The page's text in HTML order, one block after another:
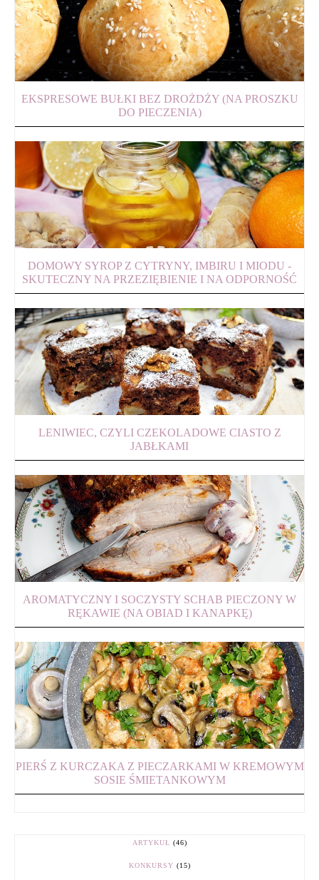
EKSPRESOWE BUŁKI BEZ DROŻDŻY (NA PROSZKU
DO PIECZENIA)
DOMOWY SYROP Z CYTRYNY, IMBIRU I MIODU -
SKUTECZNY NA PRZEZIĘBIENIE I NA ODPORNOŚĆ
LENIWIEC, CZYLI CZEKOLADOWE CIASTO Z
JABŁKAMI
AROMATYCZNY I SOCZYSTY SCHAB PIECZONY W
RĘKAWIE (NA OBIAD I KANAPKĘ)
PIERŚ Z KURCZAKA Z PIECZARKAMI W KREMOWYM
SOSIE ŚMIETANKOWYM
ARTYKUŁ (46)
KONKURSY (15)